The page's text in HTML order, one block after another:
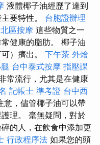
液體椰子油經歷了達到
要特性。 台胞證辦理
北區按摩 這些物質之一
健康的脂肪。 椰子油
）擠出。 下午茶 外燴
台中泰式按摩 指壓課
常流行，尤其是在健康
記帳士 準考證 台中西
意，儘管椰子油可以帶
理。 毫無疑問，對於
的人，在飲食中添加更
行政程序法 如果您的頭